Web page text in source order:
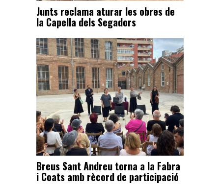
Junts reclama aturar les obres de
la Capella dels Segadors
Breus Sant Andreu torna a la Fabra
i Coats amb rècord de participació